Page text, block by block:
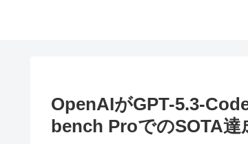
OpenAIがGPT-5.3-
bench ProでのSOTA達